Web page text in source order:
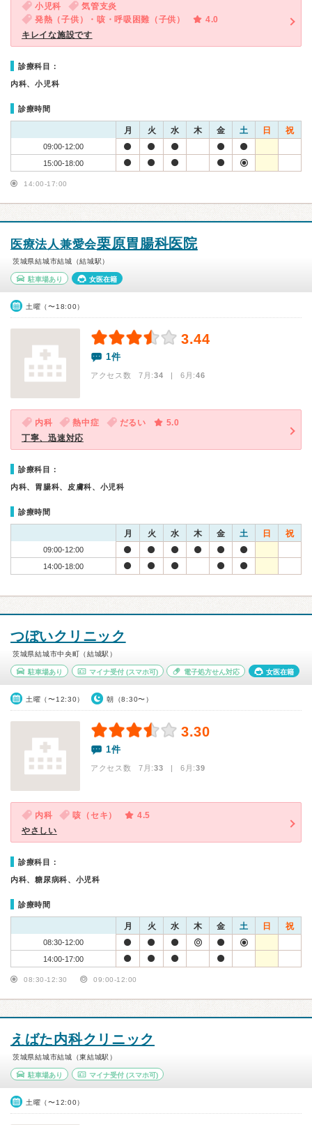
小児科
気管支炎
発熱（子供）・咳・呼吸困難（子供）
4.0
キレイな施設です
診療科目：
内科、小児科
診療時間
月 火 水 木 金 土 日 祝
09:00-12:00
15:00-18:00
14:00-17:00
医療法人兼愛会栗原胃腸科医院
茨城県結城市結城（結城駅）
駐車場あり 女医在籍
土曜（〜18:00）
3.44
1件
アクセス数 7月:34 | 6月:46
内科 熱中症 だるい
5.0
丁寧、迅速対応
診療科目：
内科、胃腸科、皮膚科、小児科
診療時間
月 火 水 木 金 土 日 祝
09:00-12:00
14:00-18:00
つぼいクリニック
茨城県結城市中央町（結城駅）
駐車場あり マイナ受付(スマホ可) 電子処方せん対応 女医在籍
土曜（〜12:30） 朝（8:30〜）
3.30
1件
アクセス数 7月:33 | 6月:39
内科 咳（セキ）
4.5
やさしい
診療科目：
内科、糖尿病科、小児科
診療時間
月 火 水 木 金 土 日 祝
08:30-12:00
14:00-17:00
08:30-12:30 09:00-12:00
えばた内科クリニック
茨城県結城市結城（東結城駅）
駐車場あり マイナ受付(スマホ可)
土曜（〜12:00）